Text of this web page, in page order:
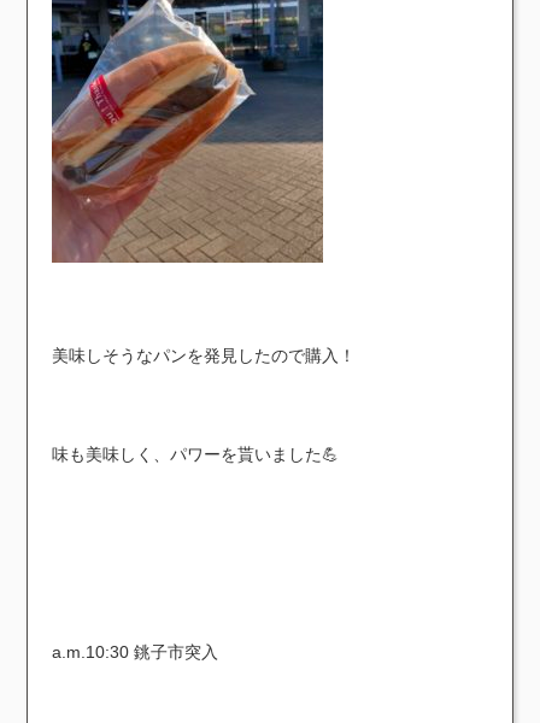
美味しそうなパンを発見したので購入！
味も美味しく、パワーを貰いました💪
a.m.10:30 銚子市突入